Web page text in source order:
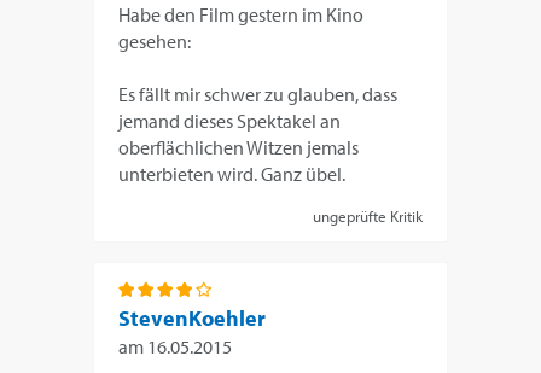
Habe den Film gestern im Kino
gesehen:
Es fällt mir schwer zu glauben, dass
jemand dieses Spektakel an
oberflächlichen Witzen jemals
unterbieten wird. Ganz übel.
ungeprüfte Kritik
StevenKoehler
am 16.05.2015